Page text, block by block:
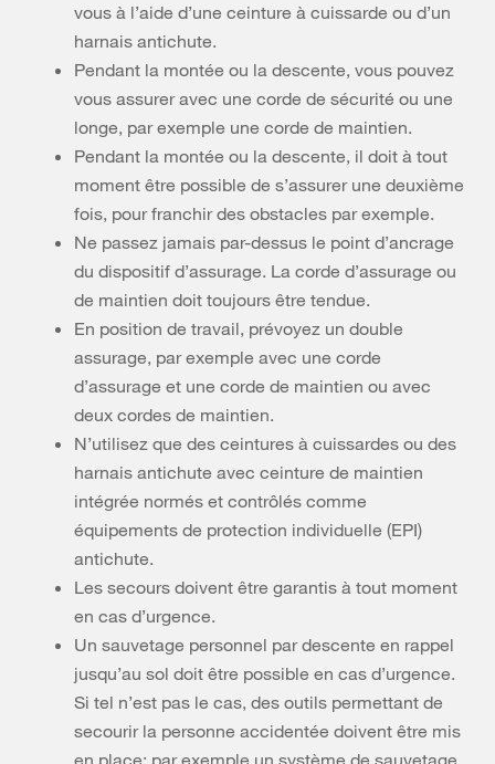
vous à l’aide d’une ceinture à cuissarde ou d’un
harnais antichute.
Pendant la montée ou la descente, vous pouvez
vous assurer avec une corde de sécurité ou une
longe, par exemple une corde de maintien.
Pendant la montée ou la descente, il doit à tout
moment être possible de s’assurer une deuxième
fois, pour franchir des obstacles par exemple.
Ne passez jamais par-dessus le point d’ancrage
du dispositif d’assurage. La corde d’assurage ou
de maintien doit toujours être tendue.
En position de travail, prévoyez un double
assurage, par exemple avec une corde
d’assurage et une corde de maintien ou avec
deux cordes de maintien.
N’utilisez que des ceintures à cuissardes ou des
harnais antichute avec ceinture de maintien
intégrée normés et contrôlés comme
équipements de protection individuelle (EPI)
antichute.
Les secours doivent être garantis à tout moment
en cas d’urgence.
Un sauvetage personnel par descente en rappel
jusqu’au sol doit être possible en cas d’urgence.
Si tel n’est pas le cas, des outils permettant de
secourir la personne accidentée doivent être mis
en place: par exemple un système de sauvetage